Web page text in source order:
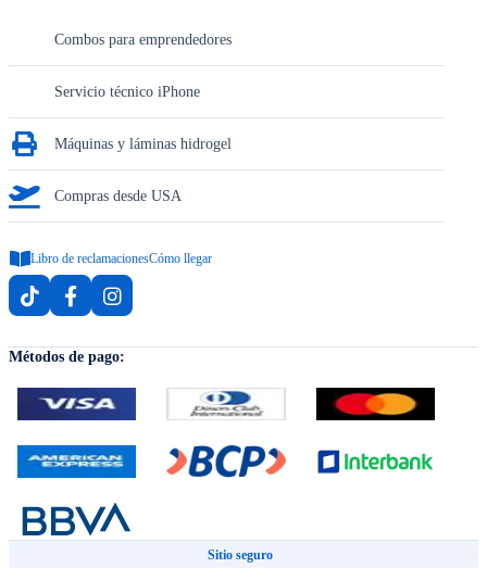
Combos para emprendedores
Servicio técnico iPhone
Máquinas y láminas hidrogel
Compras desde USA
Libro de reclamacionesCómo llegar
Métodos de pago:
Sitio seguro